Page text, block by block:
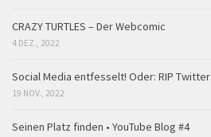
CRAZY TURTLES – Der Webcomic
4 DEZ., 2022
Social Media entfesselt! Oder: RIP Twitter
19 NOV., 2022
Seinen Platz finden • YouTube Blog #4